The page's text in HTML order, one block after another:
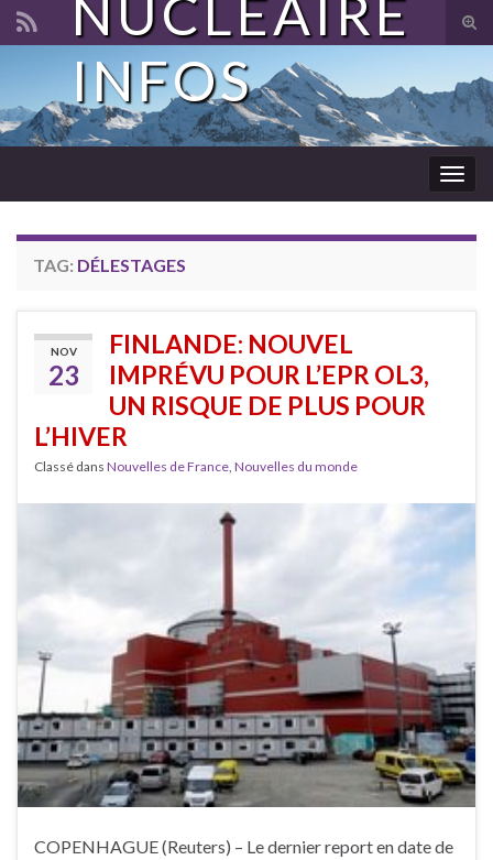
Search for:
NUCLÉAIRE
INFOS
TAG: DÉLESTAGES
NOV
23
FINLANDE: NOUVEL
IMPRÉVU POUR L’EPR OL3,
UN RISQUE DE PLUS POUR
L’HIVER
Classé dans Nouvelles de France, Nouvelles du monde
COPENHAGUE (Reuters) – Le dernier report en date de